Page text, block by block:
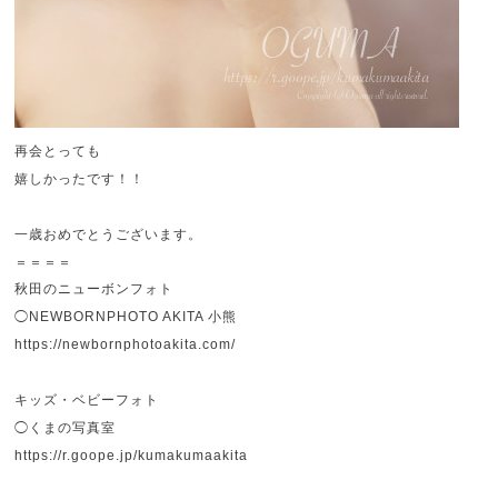
再会とっても
嬉しかったです！！
一歳おめでとうございます。
＝＝＝＝
秋田のニューボンフォト
◯NEWBORNPHOTO AKITA 小熊
https://newbornphotoakita.com/
キッズ・ベビーフォト
◯くまの写真室
https://r.goope.jp/kumakumaakita